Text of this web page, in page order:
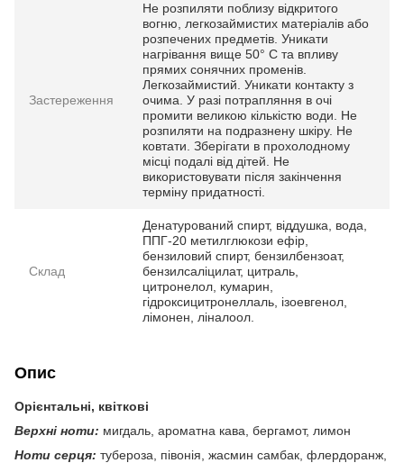
Застереження
Не розпиляти поблизу відкритого
вогню, легкозаймистих матеріалів або
розпечених предметів. Уникати
нагрівання вище 50° С та впливу
прямих сонячних променів.
Легкозаймистий. Уникати контакту з
очима. У разі потрапляння в очі
промити великою кількістю води. Не
розпиляти на подразнену шкіру. Не
ковтати. Зберігати в прохолодному
місці подалі від дітей. Не
використовувати після закінчення
терміну придатності.
Склад
Денатурований спирт, віддушка, вода,
ППГ-20 метилглюкози ефір,
бензиловий спирт, бензилбензоат,
бензилсаліцилат, цитраль,
цитронелол, кумарин,
гідроксицитронеллаль, ізоевгенол,
лімонен, ліналоол.
Опис
Орієнтальні, квіткові
Верхні ноти: мигдаль, ароматна кава, бергамот, лимон
Ноти серця: тубероза, півонія, жасмин самбак, флердоранж,